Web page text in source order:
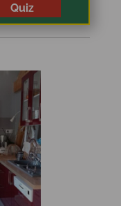
Quiz